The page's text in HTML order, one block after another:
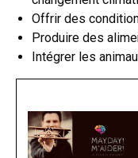
Offrir des
Produire des
Intégrer les